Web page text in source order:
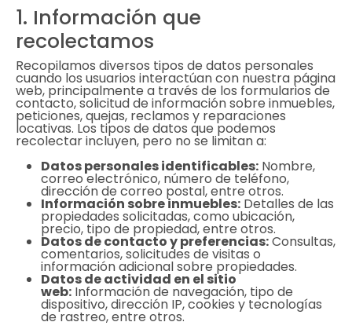
1. Información que
recolectamos
Recopilamos diversos tipos de datos personales
cuando los usuarios interactúan con nuestra página
web, principalmente a través de los formularios de
contacto, solicitud de información sobre inmuebles,
peticiones, quejas, reclamos y reparaciones
locativas. Los tipos de datos que podemos
recolectar incluyen, pero no se limitan a:
Datos personales identificables: Nombre,
correo electrónico, número de teléfono,
dirección de correo postal, entre otros.
Información sobre inmuebles: Detalles de las
propiedades solicitadas, como ubicación,
precio, tipo de propiedad, entre otros.
Datos de contacto y preferencias:Consultas,
comentarios, solicitudes de visitas o
información adicional sobre propiedades.
Datos de actividad en el sitio
web: Información de navegación, tipo de
dispositivo, dirección IP, cookies y tecnologías
de rastreo, entre otros.